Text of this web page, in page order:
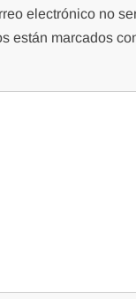
electrónico no
están marcados